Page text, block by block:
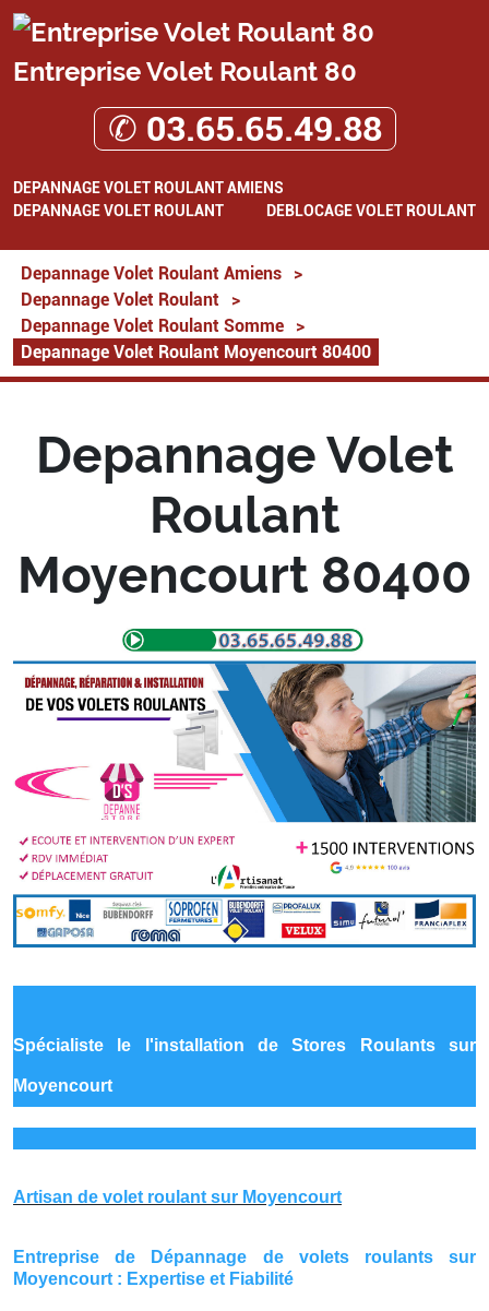
Entreprise Volet Roulant 80
✆ 03.65.65.49.88
DEPANNAGE VOLET ROULANT AMIENS
DEPANNAGE VOLET ROULANT
DEBLOCAGE VOLET ROULANT
Depannage Volet Roulant Amiens
>
Depannage Volet Roulant
>
Depannage Volet Roulant Somme
>
Depannage Volet Roulant Moyencourt 80400
Depannage Volet
Roulant
Moyencourt 80400
Spécialiste le l'installation de Stores Roulants sur
Moyencourt
Artisan de volet roulant sur Moyencourt
Entreprise de Dépannage de volets roulants sur
Moyencourt : Expertise et Fiabilité